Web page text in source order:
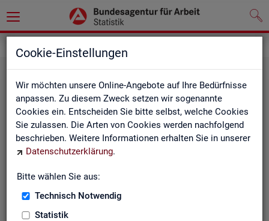
Cookie-Einstellungen
Wir möchten unsere Online-Angebote auf Ihre Bedürfnisse
anpassen. Zu diesem Zweck setzen wir sogenannte
Cookies ein. Entscheiden Sie bitte selbst, welche Cookies
Sie zulassen. Die Arten von Cookies werden nachfolgend
beschrieben. Weitere Informationen erhalten Sie in unserer
Datenschutzerklärung.
Bitte wählen Sie aus:
Technisch Notwendig
Statistik